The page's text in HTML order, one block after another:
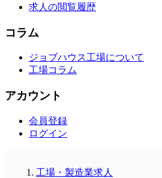
求人の閲覧履歴
コラム
ジョブハウス工場について
工場コラム
アカウント
会員登録
ログイン
工場・製造業求人